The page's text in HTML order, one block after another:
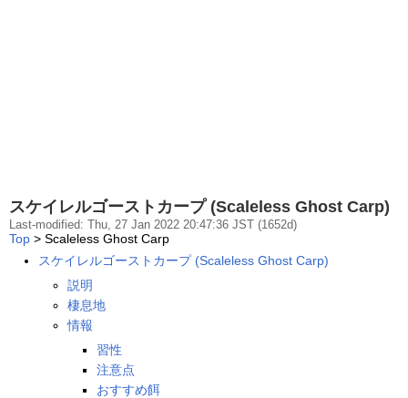
スケイレルゴーストカープ (Scaleless Ghost Carp)
Last-modified: Thu, 27 Jan 2022 20:47:36 JST (1652d)
Top > Scaleless Ghost Carp
スケイレルゴーストカープ (Scaleless Ghost Carp)
説明
棲息地
情報
習性
注意点
おすすめ餌